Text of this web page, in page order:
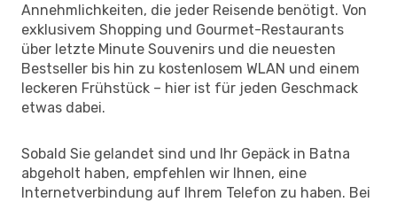
Annehmlichkeiten, die jeder Reisende benötigt. Von
exklusivem Shopping und Gourmet-Restaurants
über letzte Minute Souvenirs und die neuesten
Bestseller bis hin zu kostenlosem WLAN und einem
leckeren Frühstück – hier ist für jeden Geschmack
etwas dabei.
Sobald Sie gelandet sind und Ihr Gepäck in Batna
abgeholt haben, empfehlen wir Ihnen, eine
Internetverbindung auf Ihrem Telefon zu haben. Bei